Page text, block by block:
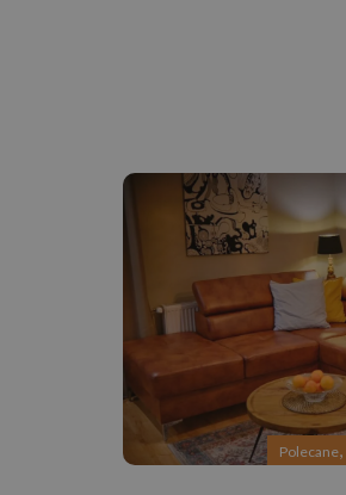
Polecane,